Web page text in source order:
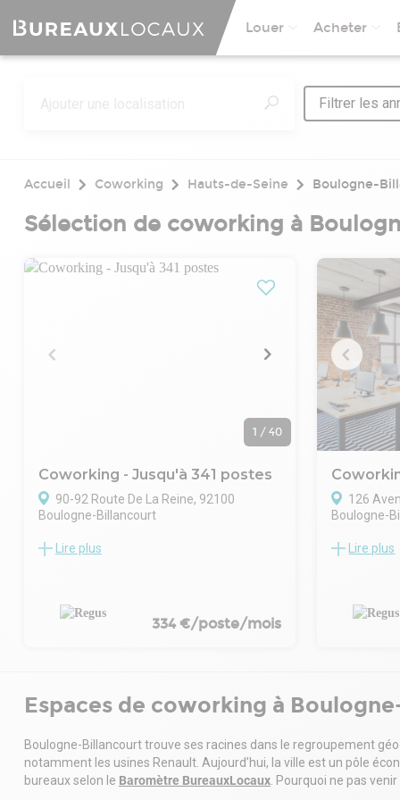
Louer Acheter
Filtrer les
Accueil Coworking Hauts-de-Seine Boulogne-
Sélection de coworking à
1 /40
Coworking - Jusqu'à 341 postes
90-92 Route De La Reine, 92100
Boulogne-Billancourt
Les espaces de coworking, exploités sur
aux entreprises de toutes tailles. Ils se
composent de bureaux privatifs, d’espaces
gestion du courrier, des connexions
des espaces détente favorisant les
échanges entre coworkers. La présence de
Regus garantit un standard élevé en
Lire plus
334 €/poste/mois
126
Boulogne-
Donnez
CREATIVE
garden for
The West
the Île
attractive
Lire plus
Espaces de coworking à
Boulogne-Billancourt trouve ses racines dans le regroupement
notamment les usines Renault. Aujourd’hui, la ville est un pôle
bureaux selon le Baromètre BureauxLocaux. Pourquoi ne pas